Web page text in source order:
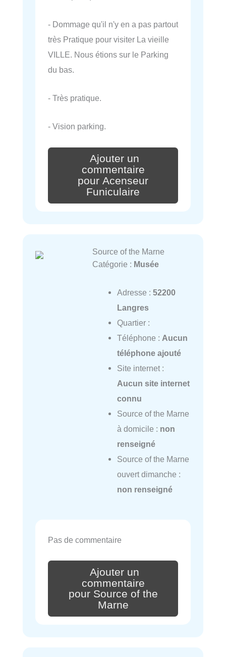
- Dommage qu'il n'y en a pas partout
très Pratique pour visiter La vieille
VILLE. Nous étions sur le Parking
du bas.
- Très pratique.
- Vision parking.
Ajouter un
commentaire
pour Acenseur
Funiculaire
Source of the Marne
Catégorie : Musée
Adresse : 52200
Langres
Quartier :
Téléphone : Aucun
téléphone ajouté
Site internet :
Aucun site internet
connu
Source of the Marne
à domicile : non
renseigné
Source of the Marne
ouvert dimanche :
non renseigné
Pas de commentaire
Ajouter un
commentaire
pour Source of the
Marne